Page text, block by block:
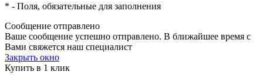
* - Поля, обязательные для заполнения
Сообщение отправлено
Ваше сообщение успешно отправлено. В ближайшее время с
Вами свяжется наш специалист
Закрыть окно
Купить в 1 клик